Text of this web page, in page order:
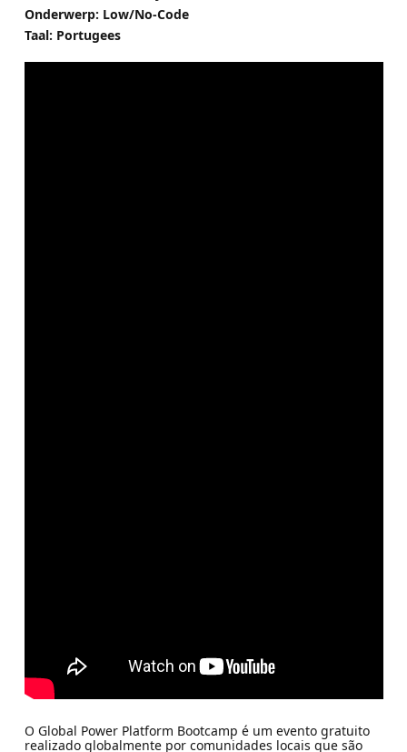
Onderwerp: Low/No-Code
Taal: Portugees
O Global Power Platform Bootcamp é um evento gratuito
realizado globalmente por comunidades locais que são